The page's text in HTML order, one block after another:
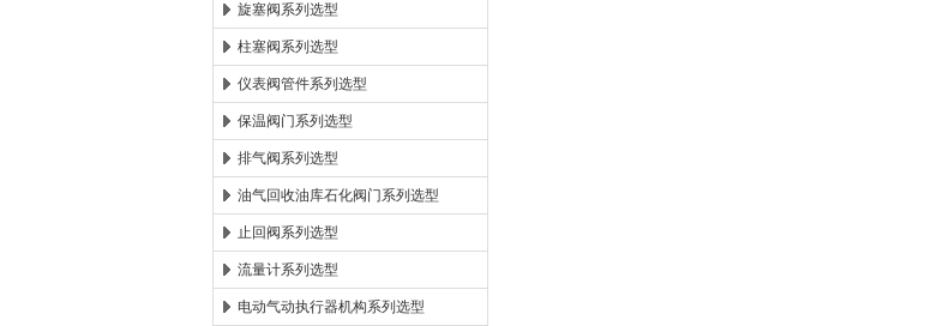
旋塞阀系列选型
柱塞阀系列选型
仪表阀管件系列选型
保温阀门系列选型
排气阀系列选型
油气回收油库石化阀门系列选型
止回阀系列选型
流量计系列选型
电动气动执行器机构系列选型